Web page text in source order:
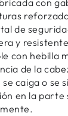
con
de
y
con hebilla
de la
caiga o se
en la